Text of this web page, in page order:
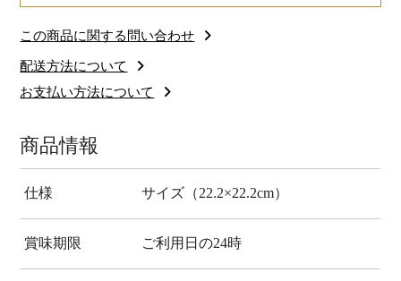
この商品に関する問い合わせ
配送方法について
お支払い方法について
商品情報
仕様 サイズ（22.2×22.2cm）
賞味期限 ご利用日の24時